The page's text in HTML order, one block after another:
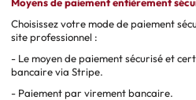
Choisissez votre mode de paiement
site professionnel :
- Le moyen de paiement sécurisé et
bancaire via Stripe.
- Paiement par virement bancaire.